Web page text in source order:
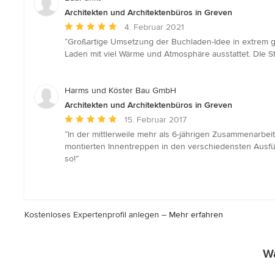
Architekten und Architektenbüros in Greven
Durchschnittliche
Bewertung:
5
Sternen
4. Februar 2021
“Großartige Umsetzung der Buchladen-Idee in
Laden mit viel Wärme und Atmosphäre ausstattet. DIe
Harms und Köster Bau GmbH
Architekten und Architektenbüros in Greven
Durchschnittliche
Bewertung:
5
von
15. Februar 2017
“In der mittlerweile mehr als 6-jährigen
montierten Innentreppen in den verschiedensten
so!”
Kostenloses Expertenprofil anlegen – Mehr erfahren